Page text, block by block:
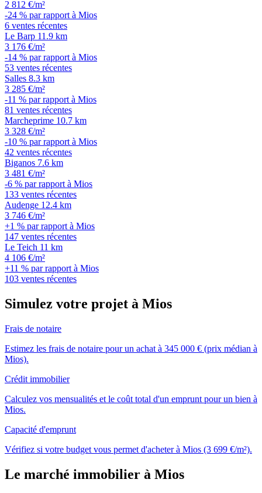
2 812 €/m²
-24 % par rapport à Mios
6 ventes récentes
Le Barp 11.9 km
3 176 €/m²
-14 % par rapport à Mios
53 ventes récentes
Salles 8.3 km
3 285 €/m²
-11 % par rapport à Mios
81 ventes récentes
Marcheprime 10.7 km
3 328 €/m²
-10 % par rapport à Mios
42 ventes récentes
Biganos 7.6 km
3 481 €/m²
-6 % par rapport à Mios
133 ventes récentes
Audenge 12.4 km
3 746 €/m²
+1 % par rapport à Mios
147 ventes récentes
Le Teich 11 km
4 106 €/m²
+11 % par rapport à Mios
103 ventes récentes
Simulez votre projet à Mios
Frais de notaire
Estimez les frais de notaire pour un achat à 345 000 € (prix médian à
Mios).
Crédit immobilier
Calculez vos mensualités et le coût total d'un emprunt pour un bien à
Mios.
Capacité d'emprunt
Vérifiez si votre budget vous permet d'acheter à Mios (3 699 €/m²).
Le marché immobilier à Mios